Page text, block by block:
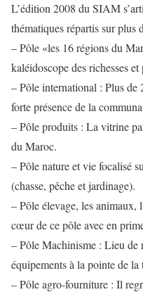
L’édition 2008 du SIAM
thématiques répartis sur plus
– Pôle «les 16 régions du
kaléidoscope des richesses
– Pôle international : Plus de
forte présence de la
– Pôle produits : La vitrine
du Maroc.
– Pôle nature et vie focalisé
(chasse, pêche et jardinage).
– Pôle élevage, les animaux,
cœur de ce pôle avec en
– Pôle Machinisme : Lieu de
équipements à la pointe de la
– Pôle agro-fourniture : Il